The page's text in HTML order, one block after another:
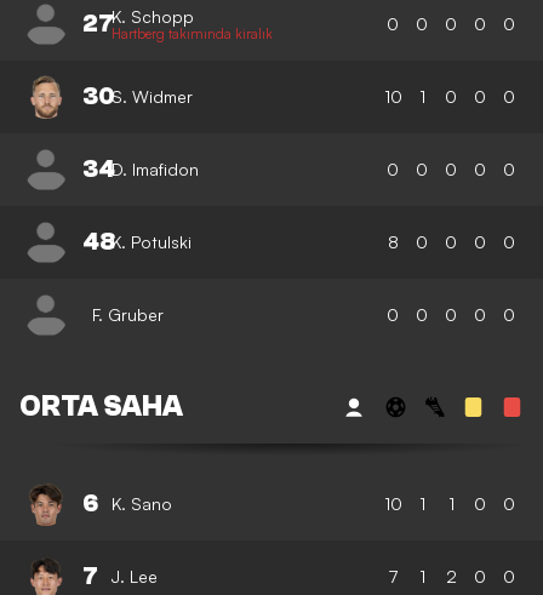
27K. Schopp
Hartberg takımında kiralık 0 0 0 0 0
30S. Widmer 10 1 0 0 0
34D. Imafidon 0 0 0 0 0
48K. Potulski 8 0 0 0 0
F. Gruber 0 0 0 0 0
ORTA SAHA
6 K. Sano 10 1 1 0 0
7 J. Lee 7 1 2 0 0